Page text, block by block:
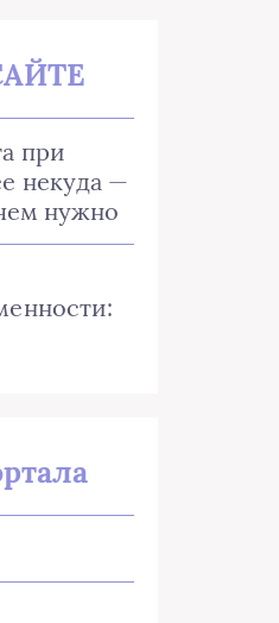
при
некуда —
нужно